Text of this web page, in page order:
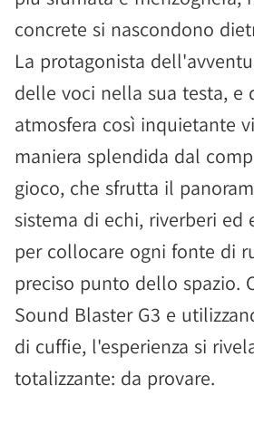
concrete si nascondono
La protagonista
delle voci nella sua testa, e
atmosfera così inquietante
maniera splendida dal
gioco, che sfrutta il
sistema di echi, riverberi ed
per collocare ogni fonte di
preciso punto dello spazio.
Sound Blaster G3 e
di cuffie, l'esperienza si
totalizzante: da provare.